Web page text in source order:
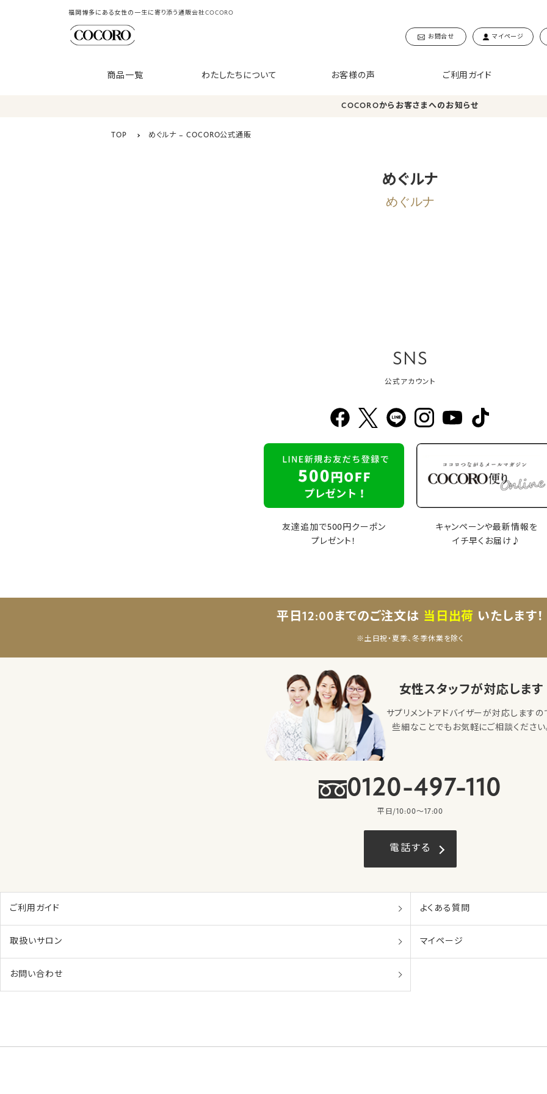
福岡博多にある女性の一生に寄り添う通販会社COCORO
お問合せ マイページ
商品一覧 わたしたちについて お客様の声 ご利用ガイド
COCOROからお客さまへのお知らせ
TOP めぐルナ – COCORO公式通販
めぐルナ
めぐルナ
SNS
公式アカウント
友達追加で500円クーポン
プレゼント！
キャンペーンや最新情報を
イチ早くお届け♪
平日12:00までのご注文は 当日出荷 いたします！
※土日祝・夏季、冬季休業を除く
女性スタッフが対応します
サプリメントアドバイザーが対応しますの
些細なことでもお気軽にご相談ください
0120-497-110
平日/10:00〜17:00
電話する
ご利用ガイド よくある質問
取扱いサロン マイページ
お問い合わせ